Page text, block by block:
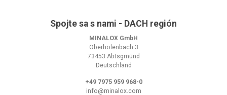
Spojte sa s nami - DACH región
MINALOX GmbH
Oberholenbach 3
73453 Abtsgmünd
Deutschland
+49 7975 959 968-0
info@minalox.com